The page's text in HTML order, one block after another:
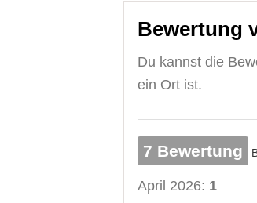
Bewertung
Du kannst die
ein Ort ist.
7 Bewertung
April 2026: 1